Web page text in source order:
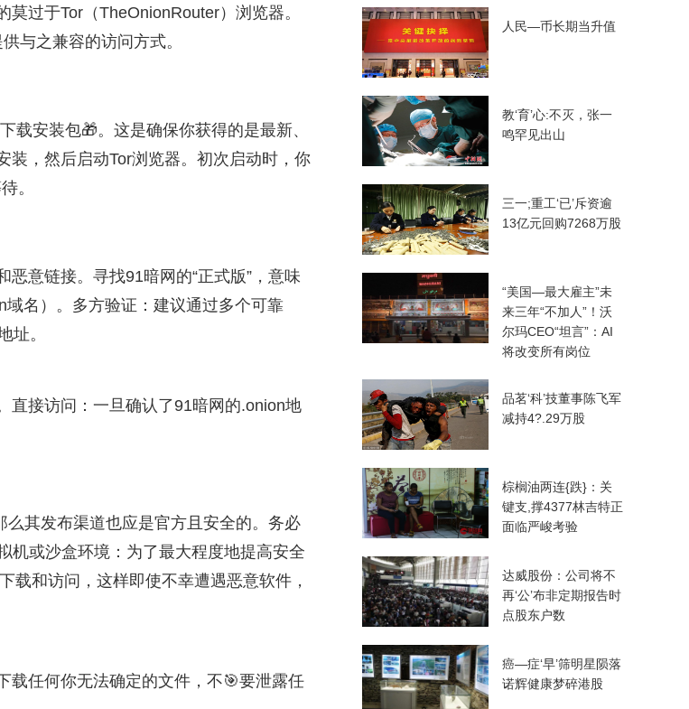
过于Tor（TheOnionRouter）浏览器。
与之兼容的访问方式。
载安装包🎁。这是确保你获得的是最新、
装，然后启动Tor浏览器。初次启动时，你
。
意链接。寻找91暗网的“正式版”，意味
名）。多方验证：建议通过多个可靠
址。
直接访问：一旦确认了91暗网的.onion地
么其发布渠道也应是官方且安全的。务必
机或沙盒环境：为了最大程度地提高安全
载和访问，这样即使不幸遭遇恶意软件，
载任何你无法确定的文件，不🎯要泄露任
人民—币长期当升值
教‘育’心:不灭，张一
鸣罕见出山
三一;重工‘已’斥资逾
13亿元回购7268万股
“美国—最大雇主”未
来三年“不加人”！沃
尔玛CEO“坦言”：AI
将改变所有岗位
品茗‘科’技董事陈飞军
减持4?.29万股
棕榈油两连{跌}：关
键支,撑4377林吉特正
面临严峻考验
达威股份：公司将不
再‘公’布非定期报告时
点股东户数
癌—症‘早’筛明星陨落
诺辉健康梦碎港股